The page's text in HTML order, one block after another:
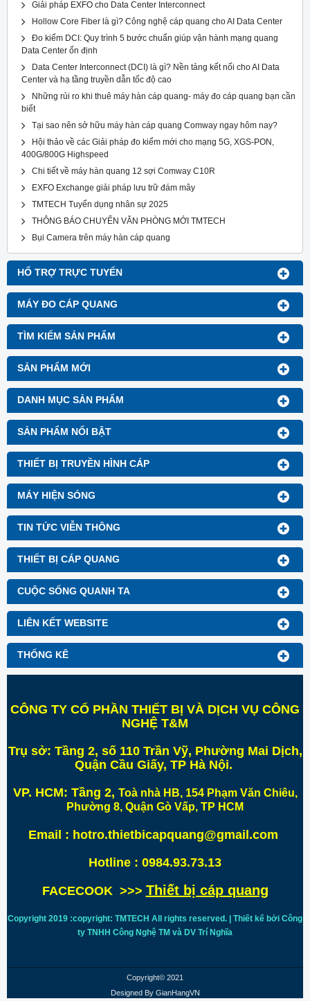
HỔ TRỢ TRỰC TUYẾN
MÁY ĐO CÁP QUANG
TÌM KIẾM SẢN PHẨM
SẢN PHẨM MỚI
DANH MỤC SẢN PHẨM
SẢN PHẨM NỔI BẬT
THIẾT BỊ TRUYỀN HÌNH CÁP
MÁY HIỆN SÓNG
TIN TỨC VIỄN THÔNG
THIẾT BỊ CÁP QUANG
CUỘC SỐNG QUANH TA
LIÊN KẾT WEBSITE
THỐNG KÊ
Giải pháp EXFO cho Data Center Interconnect
Hollow Core Fiber là gì? Công nghệ cáp quang cho AI Data Center
Đo kiểm DCI: Quy trình 5 bước chuẩn giúp vận hành mạng quang
Data Center ổn định
Data Center Interconnect (DCI) là gì? Nền tảng kết nối cho AI Data
Center và hạ tầng truyền dẫn tốc độ cao
Những rủi ro khi thuê máy hàn cáp quang- máy đo cáp quang bạn cần
biết
Tại sao nên sở hữu máy hàn cáp quang Comway ngay hôm nay?
Hội thảo về các Giải pháp đo kiểm mới cho mạng 5G, XGS-PON,
400G/800G Highspeed
Chi tiết về máy hàn quang 12 sợi Comway C10R
EXFO Exchange giải pháp lưu trữ đám mây
TMTECH Tuyển dụng nhân sự 2025
THÔNG BÁO CHUYỂN VĂN PHÒNG MỚI TMTECH
Bụi Camera trên máy hàn cáp quang
CÔNG TY CỔ PHẦN THIẾT BỊ VÀ DỊCH VỤ CÔNG
NGHỆ T&M
Trụ sở: Tầng 2, số 110 Trần Vỹ, Phường Mai Dịch,
Quận Cầu Giấy, TP Hà Nội.
VP. HCM: Tầng 2, Toà nhà HB, 154 Phạm Văn Chiêu,
Phường 8, Quận Gò Vấp, TP HCM
Email : hotro.thietbicapquang@gmail.com
Hotline : 0984.93.73.13
FACECOOK >>> Thiết bị cáp quang
Copyright 2019 :copyright: TMTECH All rights reserved. | Thiết kế bởi Công
ty TNHH Công Nghệ TM và DV Trí Nghĩa
Copyright© 2021
Designed By GianHangVN